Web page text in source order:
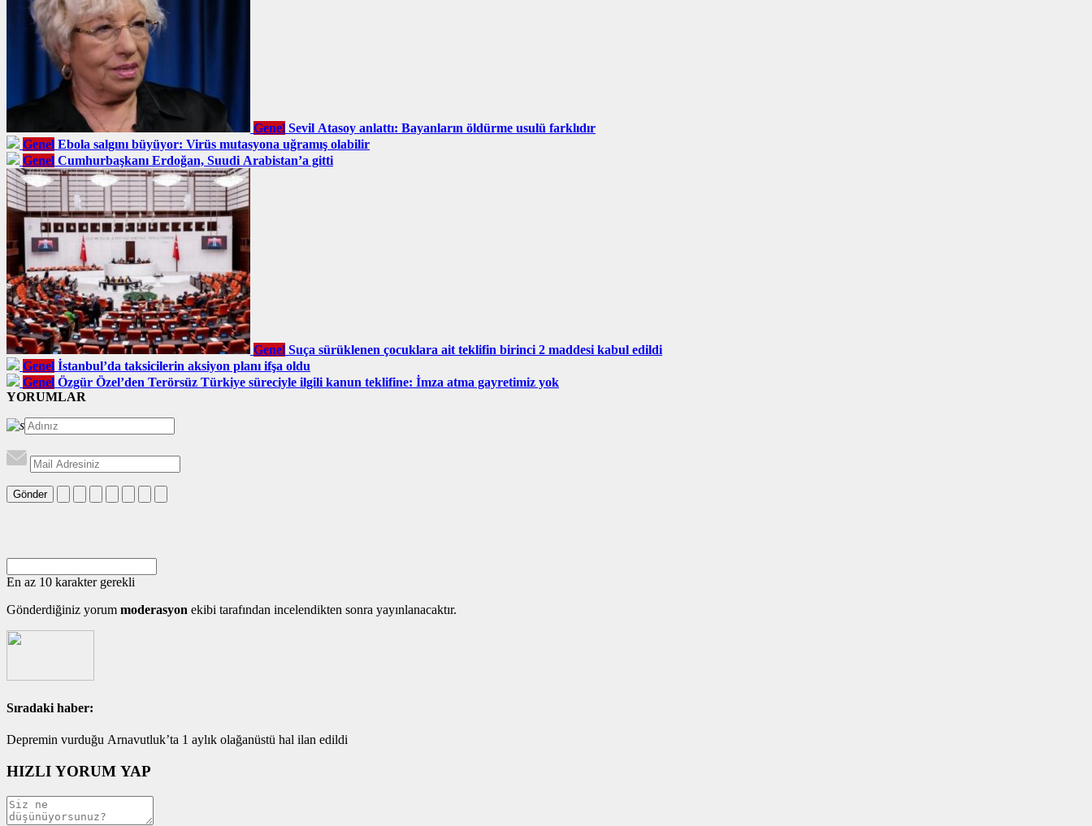
Genel Sevil Atasoy anlattı: Bayanların öldürme usulü farklıdır
Genel Ebola salgını büyüyor: Virüs mutasyona uğramış olabilir
Genel Cumhurbaşkanı Erdoğan, Suudi Arabistan’a gitti
Genel Suça sürüklenen çocuklara ait teklifin birinci 2 maddesi kabul edildi
Genel İstanbul’da taksicilerin aksiyon planı ifşa oldu
Genel Özgür Özel’den Terörsüz Türkiye süreciyle ilgili kanun teklifine: İmza atma gayretimiz yok
YORUMLAR
Gönder
En az 10 karakter gerekli
Gönderdiğiniz yorum moderasyon ekibi tarafından incelendikten sonra yayınlanacaktır.
Sıradaki haber:
Depremin vurduğu Arnavutluk’ta 1 aylık olağanüstü hal ilan edildi
HIZLI YORUM YAP